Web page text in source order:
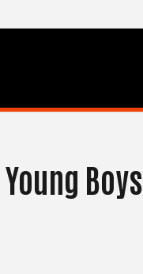
Boys